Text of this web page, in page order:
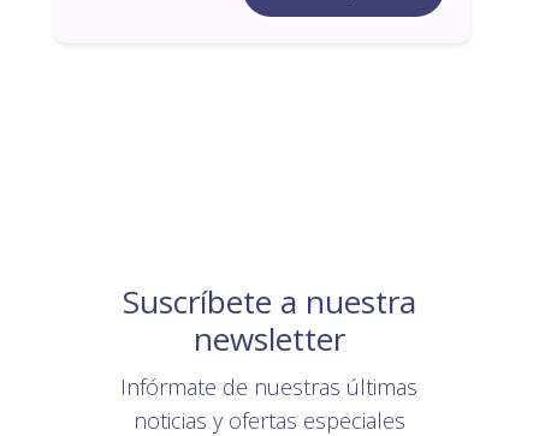
Suscríbete a nuestra
newsletter
Infórmate de nuestras últimas
noticias y ofertas especiales